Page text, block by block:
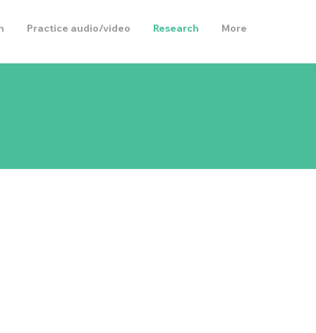
Practice audio/video Research More